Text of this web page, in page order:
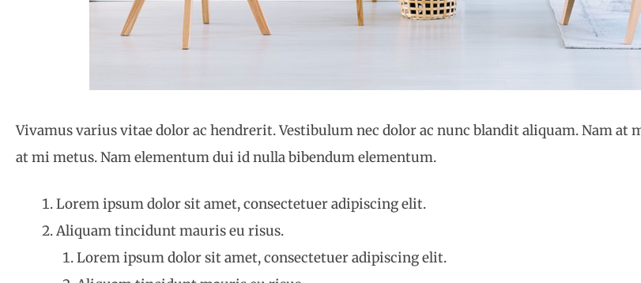
Vivamus varius vitae dolor ac hendrerit. Vestibulum nec dolor ac nunc blandit aliquam. Nam at
at mi metus. Nam elementum dui id nulla bibendum elementum.
Lorem ipsum dolor sit amet, consectetuer adipiscing elit.
Aliquam tincidunt mauris eu risus.
Lorem ipsum dolor sit amet, consectetuer adipiscing elit.